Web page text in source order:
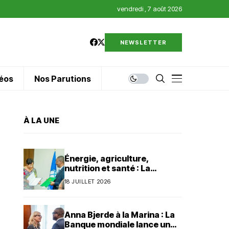
vendredi , 7 août 2026
NEWSLETTER
Nos Parutions
À LA UNE
Énergie, agriculture,
nutrition et santé : La
Banque mondiale injecte 320
18 JUILLET 2026
Anna Bjerde à la Marina : La
Banque mondiale lance un